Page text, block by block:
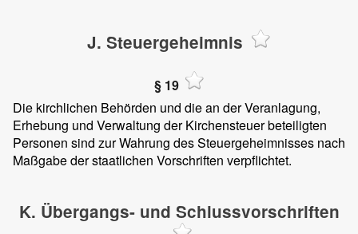
J. Steuergeheimnis
§ 19
Die kirchlichen Behörden und die an der Veranlagung,
Erhebung und Verwaltung der Kirchensteuer beteiligten
Personen sind zur Wahrung des Steuergeheimnisses nach
Maßgabe der staatlichen Vorschriften verpflichtet.
K. Übergangs- und Schlussvorschriften